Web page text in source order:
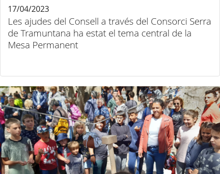
Les ajudes del Consell a través del Consorci Serra
de Tramuntana ha estat el tema central de la
Mesa Permanent
17/04/2023